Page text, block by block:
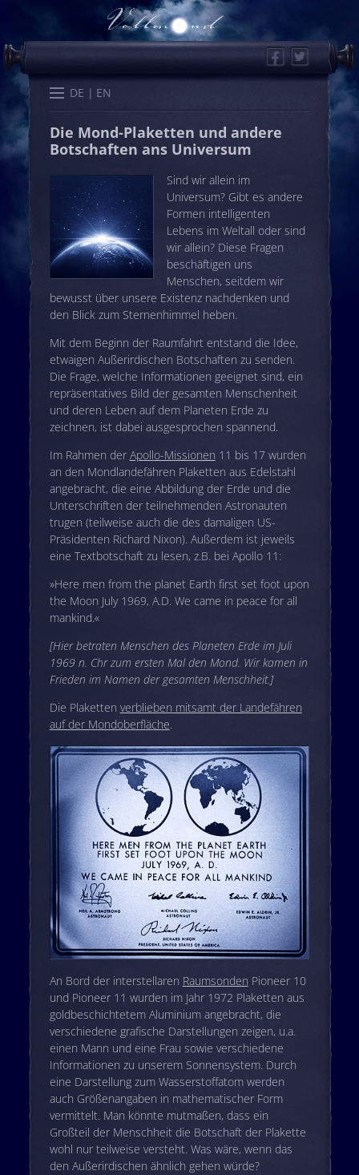
FacebookTwitter
DE EN
Start Kalender Karten
Die Mond-Plaketten und andere
Botschaften ans Universum
Sind wir allein im
Universum? Gibt es andere
Formen intelligenten
Lebens im Weltall oder sind
wir allein? Diese Fragen
beschäftigen uns
Menschen, seitdem wir
bewusst über unsere Existenz nachdenken und
den Blick zum Sternenhimmel heben.
Mit dem Beginn der Raumfahrt entstand die Idee,
etwaigen Außerirdischen Botschaften zu senden.
Die Frage, welche Informationen geeignet sind, ein
repräsentatives Bild der gesamten Menschenheit
und deren Leben auf dem Planeten Erde zu
zeichnen, ist dabei ausgesprochen spannend.
Im Rahmen der Apollo-Missionen 11 bis 17 wurden
an den Mondlandefähren Plaketten aus Edelstahl
angebracht, die eine Abbildung der Erde und die
Unterschriften der teilnehmenden Astronauten
trugen (teilweise auch die des damaligen US-
Präsidenten Richard Nixon). Außerdem ist jeweils
eine Textbotschaft zu lesen, z.B. bei Apollo 11:
»Here men from the planet Earth first set foot upon
the Moon July 1969, A.D. We came in peace for all
mankind.«
[Hier betraten Menschen des Planeten Erde im Juli
1969 n. Chr zum ersten Mal den Mond. Wir kamen in
Frieden im Namen der gesamten Menschheit.]
Die Plaketten verblieben mitsamt der Landefähren
auf der Mondoberfläche.
An Bord der interstellaren Raumsonden Pioneer 10
und Pioneer 11 wurden im Jahr 1972 Plaketten aus
goldbeschichtetem Aluminium angebracht, die
verschiedene grafische Darstellungen zeigen, u.a.
einen Mann und eine Frau sowie verschiedene
Informationen zu unserem Sonnensystem. Durch
eine Darstellung zum Wasserstoffatom werden
auch Größenangaben in mathematischer Form
vermittelt. Man könnte mutmaßen, dass ein
Großteil der Menschheit die Botschaft der Plakette
wohl nur teilweise versteht. Was wäre, wenn das
den Außerirdischen ähnlich gehen würde?